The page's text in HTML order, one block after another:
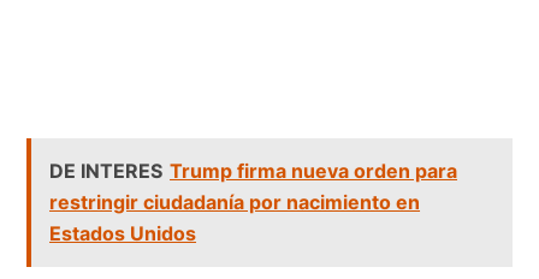
DE INTERES Trump firma nueva orden para
restringir ciudadanía por nacimiento en
Estados Unidos